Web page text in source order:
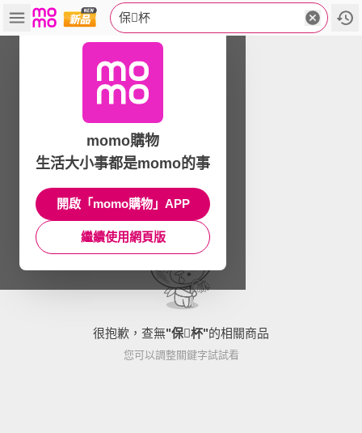
保杯
很抱歉，查無"保杯"的相關商品
您可以調整關鍵字試試看
momo購物
生活大小事都是momo的事
開啟「momo購物」APP
繼續使用網頁版